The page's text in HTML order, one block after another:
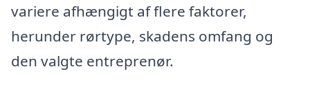
variere afhængigt af flere faktorer,
herunder rørtype, skadens omfang og
den valgte entreprenør.